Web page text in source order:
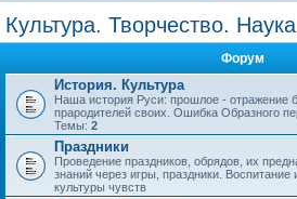
Культура. Творчество. Наука
Форум
История. Культура
Наша история Руси: прошлое - отражение
прародителей своих. Ошибка Образного
Темы: 2
Праздники
Проведение праздников, обрядов, их
знаний через игры, праздники.
культуры чувств